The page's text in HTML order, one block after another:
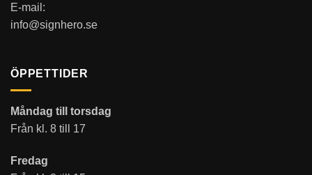
E-mail:
info@signhero.se
ÖPPETTIDER
Måndag till torsdag
Från kl. 8 till 17
Fredag